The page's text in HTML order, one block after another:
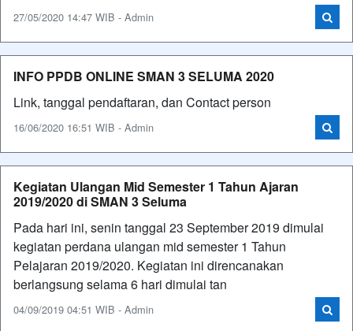
27/05/2020 14:47 WIB - Admin
INFO PPDB ONLINE SMAN 3 SELUMA 2020
Link, tanggal pendaftaran, dan Contact person
16/06/2020 16:51 WIB - Admin
Kegiatan Ulangan Mid Semester 1 Tahun Ajaran
2019/2020 di SMAN 3 Seluma
Pada hari ini, senin tanggal 23 September 2019 dimulai
kegiatan perdana ulangan mid semester 1 Tahun
Pelajaran 2019/2020. Kegiatan ini direncanakan
berlangsung selama 6 hari dimulai tan
04/09/2019 04:51 WIB - Admin